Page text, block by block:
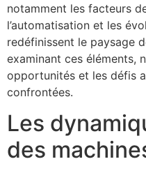
notamment les facteurs
l’automatisation et les
redéfinissent le paysage
examinant ces éléments,
opportunités et les défis
confrontées.
Les
des